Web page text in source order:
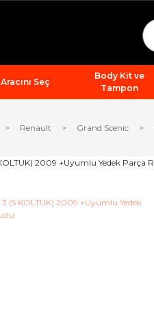
Aracını Seç
Body Kit ve
Tampon
Renault Grand Scenic